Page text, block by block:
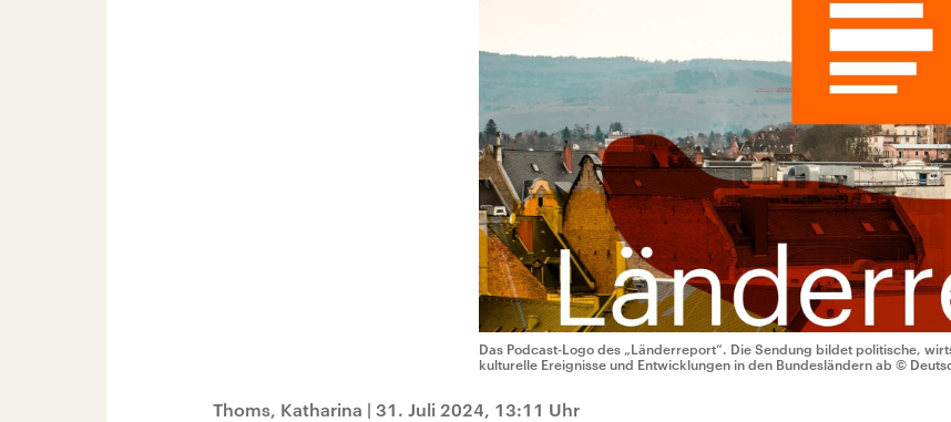
Das Podcast-Logo des „Länderreport“. Die Sendung bildet politische,
kulturelle Ereignisse und Entwicklungen in den Bundesländern ab ©
Thoms, Katharina | 31. Juli 2024, 13:11 Uhr